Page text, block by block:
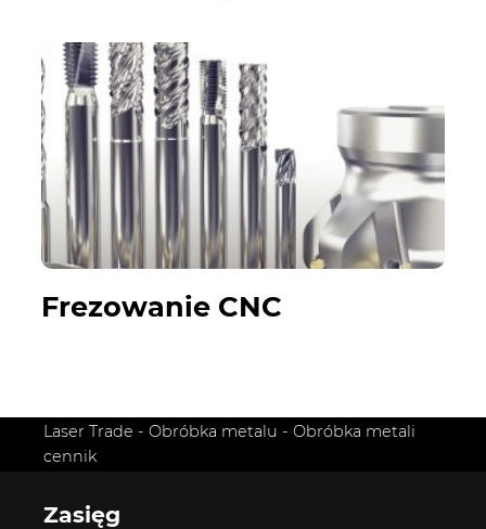
Frezowanie CNC
Laser Trade - Obróbka metalu - Obróbka metali
cennik
Zasięg